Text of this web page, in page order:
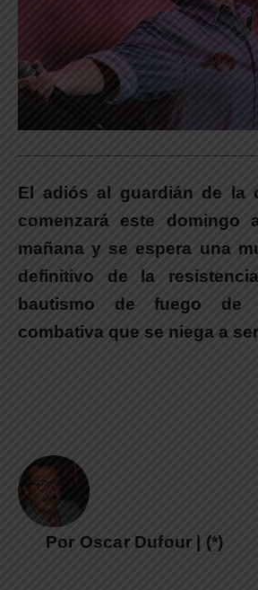
El adiós al guardián de la
comenzará este
mañana y se espera una
definitivo de la
bautismo de fuego de
combativa que se niega a
Por Oscar Dufour | (*)